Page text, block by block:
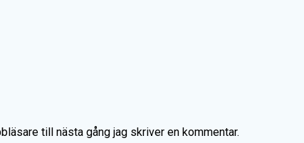
till nästa gång jag skriver en kommentar.